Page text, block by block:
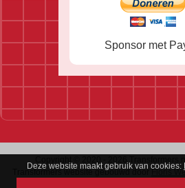
Sponsor met
Copyright © 2020 - 2026
Transformers website gebouwd door
Floris
Deze website maakt gebruik van cookies: